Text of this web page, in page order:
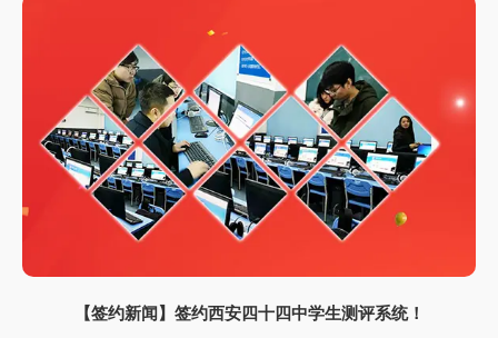
【签约新闻】签约西安四十四中学生测评系统！